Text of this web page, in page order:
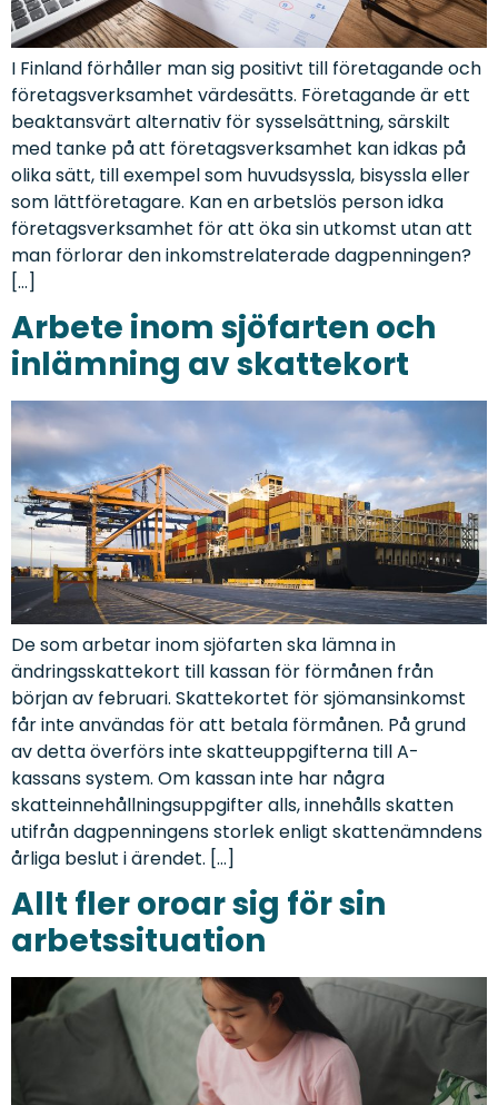
I Finland förhåller man sig positivt till företagande och
företagsverksamhet värdesätts. Företagande är ett
beaktansvärt alternativ för sysselsättning, särskilt
med tanke på att företagsverksamhet kan idkas på
olika sätt, till exempel som huvudsyssla, bisyssla eller
som lättföretagare. Kan en arbetslös person idka
företagsverksamhet för att öka sin utkomst utan att
man förlorar den inkomstrelaterade dagpenningen?
[…]
Arbete inom sjöfarten och
inlämning av skattekort
De som arbetar inom sjöfarten ska lämna in
ändringsskattekort till kassan för förmånen från
början av februari. Skattekortet för sjömansinkomst
får inte användas för att betala förmånen. På grund
av detta överförs inte skatteuppgifterna till A-
kassans system. Om kassan inte har några
skatteinnehållningsuppgifter alls, innehålls skatten
utifrån dagpenningens storlek enligt skattenämndens
årliga beslut i ärendet. […]
Allt fler oroar sig för sin
arbetssituation